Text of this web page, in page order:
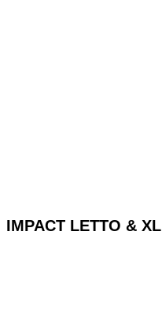
IMPACT LETTO & XL